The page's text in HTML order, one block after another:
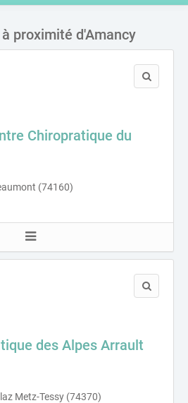
proximité d'Amancy
Chiropratique du
(74160)
des Alpes Arrault
Metz-Tessy (74370)